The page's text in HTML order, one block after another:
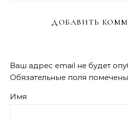
ДОБАВИТЬ
Ваш адрес email не будет
Обязательные поля помечены
Имя